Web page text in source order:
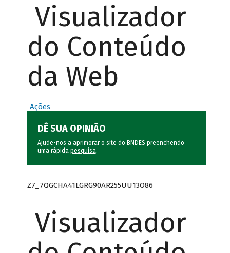
Visualizador
do Conteúdo
da Web
Ações
DÊ SUA OPINIÃO
Ajude-nos a aprimorar o site do BNDES preenchendo
uma rápida pesquisa.
Z7_7QGCHA41LGRG90AR255UU13O86
Visualizador